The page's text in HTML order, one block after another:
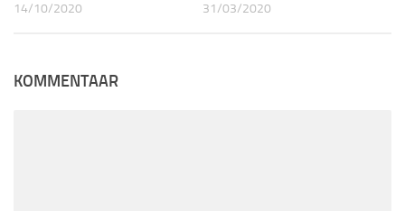
14/10/2020 31/03/2020
KOMMENTAAR